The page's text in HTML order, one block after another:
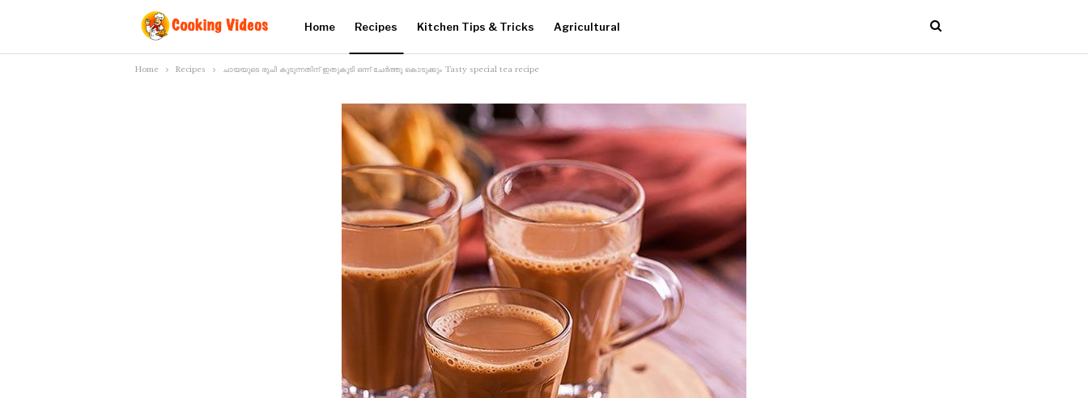
Home Recipes Kitchen Tips & Tricks Agricultural
Home Recipes ചായയുടെ രുചി കൂടുന്നതിന് ഇതുകൂടി ഒന്ന് ചേർത്തു കൊടുക്കും Tasty special tea recipe